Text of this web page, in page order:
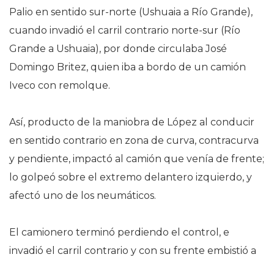
Palio en sentido sur-norte (Ushuaia a Río Grande),
cuando invadió el carril contrario norte-sur (Río
Grande a Ushuaia), por donde circulaba José
Domingo Britez, quien iba a bordo de un camión
Iveco con remolque.
Así, producto de la maniobra de López al conducir
en sentido contrario en zona de curva, contracurva
y pendiente, impactó al camión que venía de frente;
lo golpeó sobre el extremo delantero izquierdo, y
afectó uno de los neumáticos.
El camionero terminó perdiendo el control, e
invadió el carril contrario y con su frente embistió a